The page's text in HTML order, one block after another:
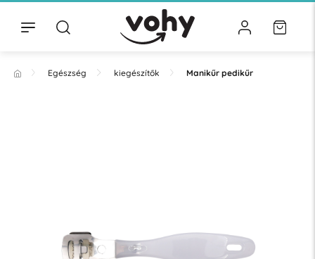
Egészség kiegészítők Manikűr pedikűr